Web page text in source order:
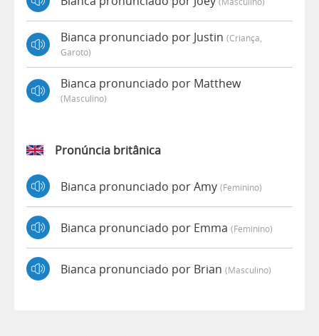
Bianca pronunciado por Justin (criança,
Garoto)
Bianca pronunciado por Matthew
(masculino)
Pronúncia britânica
Bianca pronunciado por Amy (feminino)
Bianca pronunciado por Emma (feminino)
Bianca pronunciado por Brian (masculino)